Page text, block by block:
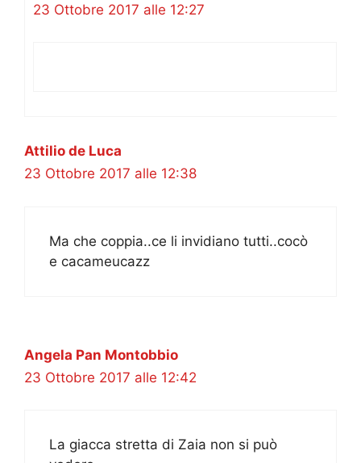
23 Ottobre 2017 alle 12:27
Attilio de Luca
23 Ottobre 2017 alle 12:38
Ma che coppia..ce li invidiano tutti..cocò
e cacameucazz
Angela Pan Montobbio
23 Ottobre 2017 alle 12:42
La giacca stretta di Zaia non si può